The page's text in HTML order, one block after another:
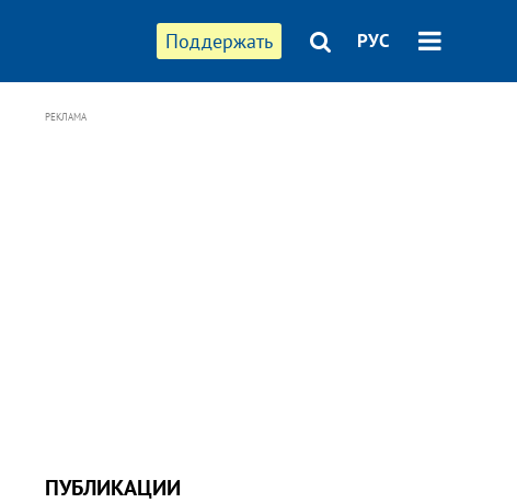
Поддержать РУС
РЕКЛАМА
ПУБЛИКАЦИИ